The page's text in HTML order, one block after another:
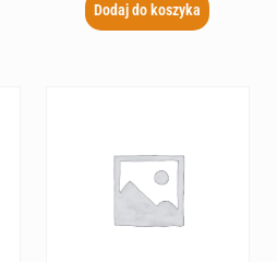
Dodaj do koszyka